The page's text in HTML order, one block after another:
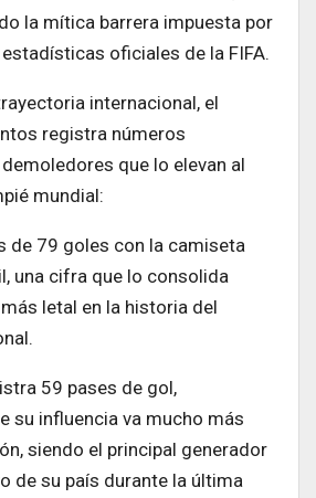
la mítica barrera impuesta por
oficiales de la FIFA.
internacional, el
registra números
que lo elevan al
mundial:
de 79 goles con la camiseta
una cifra que lo consolida
letal en la historia del
59 pases de gol,
su influencia va mucho más
siendo el principal generador
de su país durante la última